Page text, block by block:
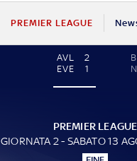
PREMIER LEAGUE
AVL
2
EVE
1
PREMIER LEAGUE
GIORNATA 2 - SABATO 13